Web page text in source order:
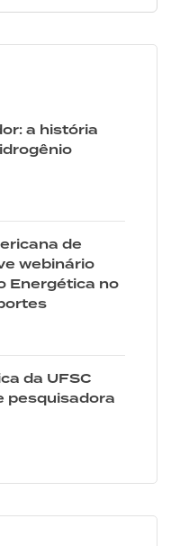
a história
de
webinário
Energética no
da UFSC
pesquisadora